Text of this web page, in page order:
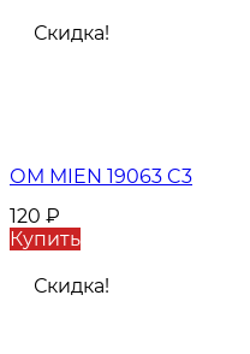
Скидка!
ОМ MIEN 19063 C3
120 ₽
Купить
Скидка!